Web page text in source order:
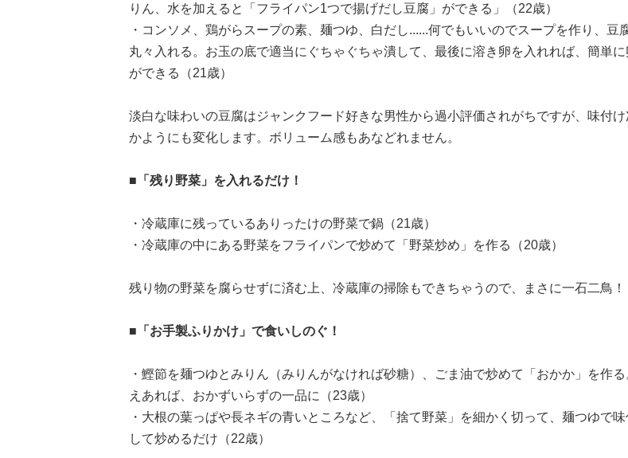
りん、水を加えると「フライパン1つで揚げだし豆腐」ができる」（22歳）
・コンソメ、鶏がらスープの素、麺つゆ、白だし......何でもいいのでスープを作り、豆
丸々入れる。お玉の底で適当にぐちゃぐちゃ潰して、最後に溶き卵を入れれば、簡単
ができる（21歳）
淡白な味わいの豆腐はジャンクフード好きな男性から過小評価されがちですが、味付
かようにも変化します。ボリューム感もあなどれません。
■「残り野菜」を入れるだけ！
・冷蔵庫に残っているありったけの野菜で鍋（21歳）
・冷蔵庫の中にある野菜をフライパンで炒めて「野菜炒め」を作る（20歳）
残り物の野菜を腐らせずに済む上、冷蔵庫の掃除もできちゃうので、まさに一石二鳥！
■「お手製ふりかけ」で食いしのぐ！
・鰹節を麺つゆとみりん（みりんがなければ砂糖）、ごま油で炒めて「おかか」を作る
えあれば、おかずいらずの一品に（23歳）
・大根の葉っぱや長ネギの青いところなど、「捨て野菜」を細かく切って、麺つゆで味
して炒めるだけ（22歳）